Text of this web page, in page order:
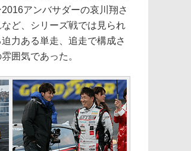
アンバサダーの哀川翔さ
ど、シリーズ戦では見られ
力ある単走、追走で構成さ
囲気であった。